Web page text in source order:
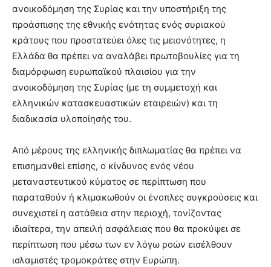
ανοικοδόμηση της Συρίας και την υποστήριξη της
προάσπισης της εθνικής ενότητας ενός συριακού
κράτους που προστατεύει όλες τις μειονότητες, η
Ελλάδα θα πρέπει να αναλάβει πρωτοβουλίες για τη
διαμόρφωση ευρωπαϊκού πλαισίου για την
ανοικοδόμηση της Συρίας (με τη συμμετοχή και
ελληνικών κατασκευαστικών εταιρειών) και τη
διαδικασία υλοποίησής του.
Από μέρους της ελληνικής διπλωματίας θα πρέπει να
επισημανθεί επίσης, ο κίνδυνος ενός νέου
μεταναστευτικού κύματος σε περίπτωση που
παραταθούν ή κλιμακωθούν οι ένοπλες συγκρούσεις και
συνεχιστεί η αστάθεια στην περιοχή, τονίζοντας
ιδιαίτερα, την απειλή ασφάλειας που θα προκύψει σε
περίπτωση που μέσω των εν λόγω ροών εισέλθουν
ισλαμιστές τρομοκράτες στην Ευρώπη.